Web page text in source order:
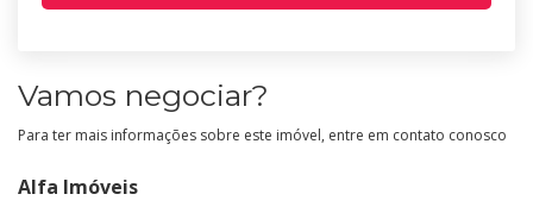
Vamos negociar?
Para ter mais informações sobre este imóvel, entre em contato conosco
Alfa Imóveis